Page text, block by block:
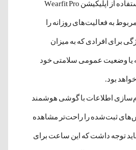
HK11 Mini Plus با استفاده از اپلیکیشن Wearfit Pro
به فعالیت‌های روزانه را
برای افرادی که به میزان
یا وضعیت عمومی سلامتی خود
بود.
اطلاعات با گوشی هوشمند
ثبت‌شده را راحت‌تر مشاهده
باید توجه داشت که این ساعت برای